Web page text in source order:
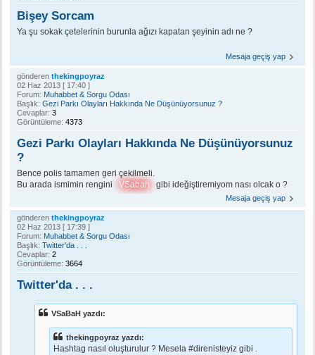
Bişey Sorcam
Ya şu sokak çetelerinin burunla ağızı kapatan şeyinin adı ne ?
Mesaja geçiş yap
gönderen thekingpoyraz
02 Haz 2013 [ 17:40 ]
Forum: Muhabbet & Sorgu Odası
Başlık: Gezi Parkı Olayları Hakkında Ne Düşünüyorsunuz ?
Cevaplar: 3
Görüntüleme: 4373
Gezi Parkı Olayları Hakkında Ne Düşünüyorsunuz
?
Bence polis tamamen geri çekilmeli.
Bu arada ismimin rengini
VSabah gibi ideğiştiremiyom nası olcak o ?
Mesaja geçiş yap
gönderen thekingpoyraz
02 Haz 2013 [ 17:39 ]
Forum: Muhabbet & Sorgu Odası
Başlık: Twitter'da . . .
Cevaplar: 2
Görüntüleme: 3664
Twitter'da . . .
VSaBaH yazdı:
thekingpoyraz yazdı:
Hashtag nasıl oluşturulur ? Mesela #direnisteyiz gibi .